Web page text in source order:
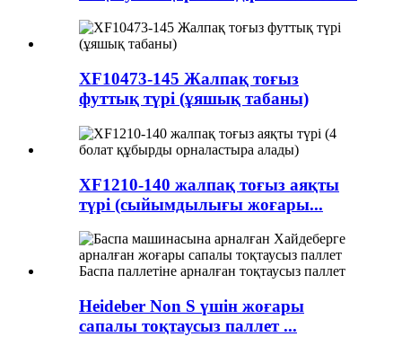
XF10473-145 Жалпақ тоғыз
футтық түрі (ұяшық табаны)
XF1210-140 жалпақ тоғыз аяқты
түрі (сыйымдылығы жоғары...
Heideber Non S үшін жоғары
сапалы тоқтаусыз паллет ...